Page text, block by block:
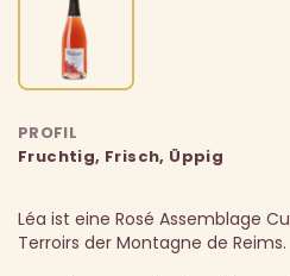
PROFIL
Fruchtig, Frisch, Üppig
Léa ist eine Rosé Assemblage
Terroirs der Montagne de Reims.